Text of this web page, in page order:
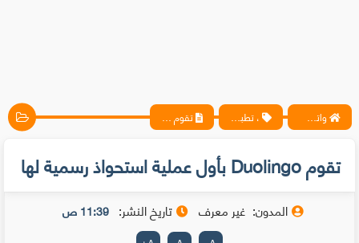
واتس آب ، فيسبوك ، أنترنت ، شروحات تقنية حصرية - المحترف ، تطبيقات تقوم Duolingo بأول عملية استحواذ رسمية لها
تقوم Duolingo بأول عملية استحواذ رسمية لها
المدون: غير معرف تاريخ النشر: 11:39 ص